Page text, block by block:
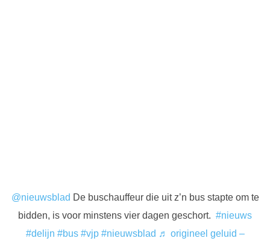
@nieuwsblad De buschauffeur die uit z’n bus stapte om te
bidden, is voor minstens vier dagen geschort. #nieuws
#delijn #bus #vjp #nieuwsblad ♬ origineel geluid –